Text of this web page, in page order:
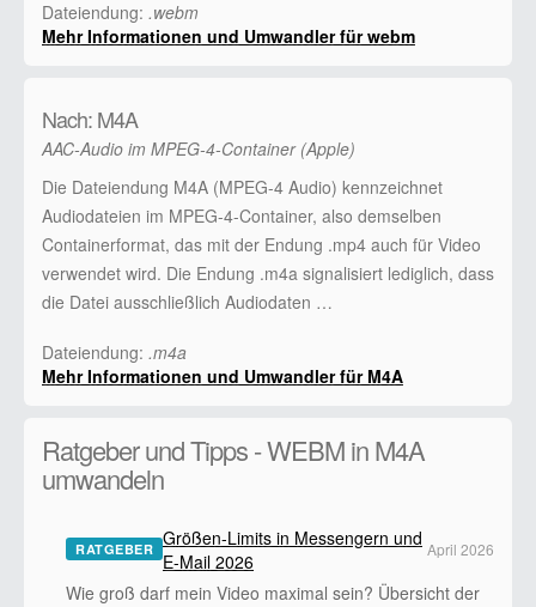
Dateiendung: .webm
Mehr Informationen und Umwandler für webm
Nach: M4A
AAC-Audio im MPEG-4-Container (Apple)
Die Dateiendung M4A (MPEG-4 Audio) kennzeichnet
Audiodateien im MPEG-4-Container, also demselben
Containerformat, das mit der Endung .mp4 auch für Video
verwendet wird. Die Endung .m4a signalisiert lediglich, dass
die Datei ausschließlich Audiodaten …
Dateiendung: .m4a
Mehr Informationen und Umwandler für M4A
Ratgeber und Tipps - WEBM in M4A
umwandeln
RATGEBER Größen-Limits in Messengern und
E-Mail 2026
April 2026
Wie groß darf mein Video maximal sein? Übersicht der